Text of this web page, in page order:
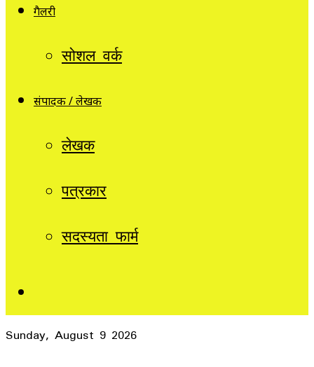
गैलरी
सोशल वर्क
संपादक / लेखक
लेखक
पत्रकार
सदस्यता फार्म
Sunday, August 9 2026